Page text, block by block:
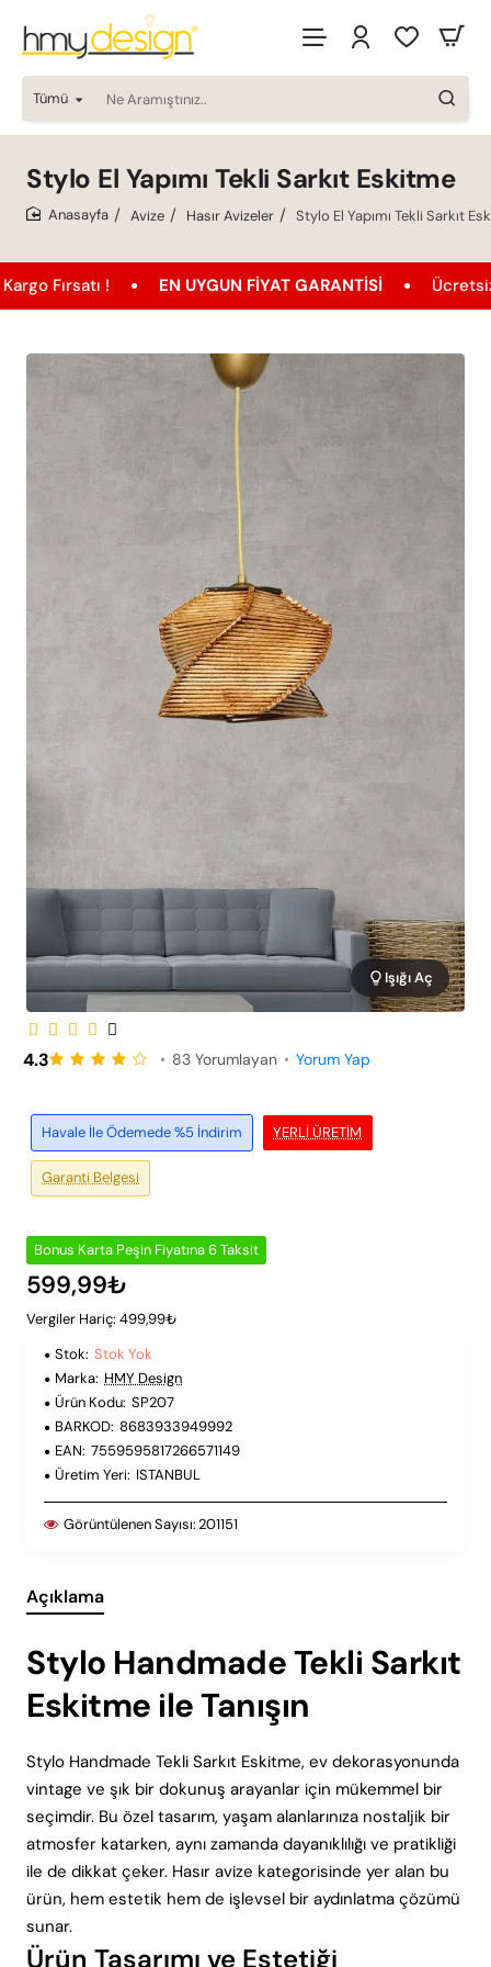
Tümü
Ne
Aramıştınız..
Stylo El Yapımı Tekli Sarkıt Eskitme
Avize Hasır Avizeler Stylo El Yapımı Tekli Sarkıt
! EN UYGUN FIYAT GARANTISI Ücretsiz Kargo
Stok Yok
Işığı Aç
YERLI ÜRETIM
Havale İle Ödemede %5 İndirim
Garanti Belgesi
4.3 • 83 Yorumlayan • Yorum Yap
Bonus Karta Peşin Fiyatına 6 Taksit
599,99₺
Vergiler Hariç: 499,99₺
Stok: Stok Yok
Marka: HMY Design
Ürün Kodu: SP207
BARKOD: 8683933949992
EAN: 7559595817266571149
Üretim Yeri: ISTANBUL
Görüntülenen Sayısı:201151
Açıklama
Stylo Handmade Tekli Sarkıt
Eskitme ile Tanışın
Stylo Handmade Tekli Sarkıt Eskitme, ev dekorasyonunda
vintage ve şık bir dokunuş arayanlar için mükemmel bir
seçimdir. Bu özel tasarım, yaşam alanlarınıza nostaljik bir
atmosfer katarken, aynı zamanda dayanıklılığı ve pratikliği
ile de dikkat çeker. Hasır avize kategorisinde yer alan bu
ürün, hem estetik hem de işlevsel bir aydınlatma çözümü
sunar.
Ürün Tasarımı ve Estetiği